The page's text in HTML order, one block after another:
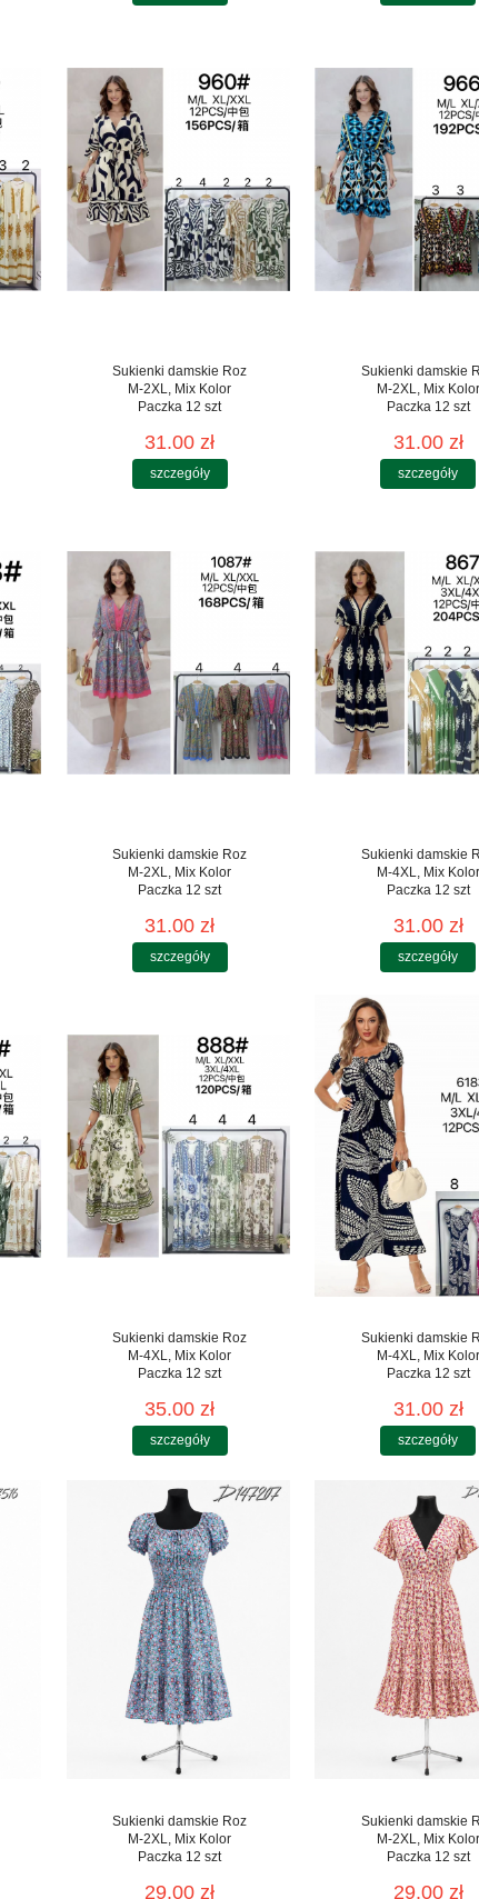
Sukienki damskie Roz
M-2XL, Mix Kolor
Paczka 12 szt
31.00 zł
szczegóły
Sukienki damskie
M-2XL, Mix Kolor
Paczka 12 szt
31.00 zł
szczegóły
Sukienki damskie Roz
M-2XL, Mix Kolor
Paczka 12 szt
31.00 zł
szczegóły
Sukienki damskie
M-4XL, Mix Kolor
Paczka 12 szt
31.00 zł
szczegóły
Sukienki damskie Roz
M-4XL, Mix Kolor
Paczka 12 szt
35.00 zł
szczegóły
Sukienki damskie
M-4XL, Mix Kolor
Paczka 12 szt
31.00 zł
szczegóły
Sukienki damskie Roz
M-2XL, Mix Kolor
Paczka 12 szt
29.00 zł
Sukienki damskie
M-2XL, Mix Kolor
Paczka 12 szt
29.00 zł